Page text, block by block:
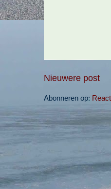
Nieuwere post
Abonneren op: